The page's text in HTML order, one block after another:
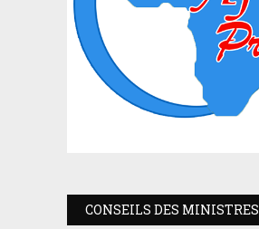
CONSEILS DES MINISTRES